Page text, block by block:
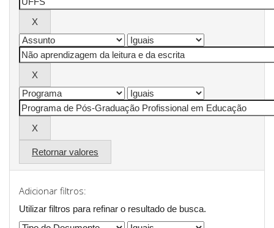
Retornar valores
Adicionar filtros:
Utilizar filtros para refinar o resultado de busca.